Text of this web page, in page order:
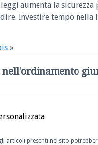
aumenta la
Investire tempo nella
»
nell'ordinamento
articoli presenti nel sito